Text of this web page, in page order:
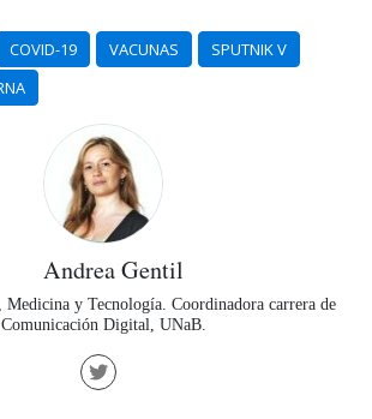
COVID-19 VACUNAS
SPUTNIK V
Andrea Gentil
y Tecnología. Coordinadora carrera de
Comunicación Digital, UNaB.